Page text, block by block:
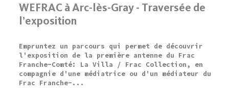
WEFRAC à Arc-lès-Gray - Traversée de
l’exposition
Empruntez un parcours qui permet de découvrir
l'exposition de la première antenne du Frac
Franche-Comté: La Villa / Frac Collection, en
compagnie d'une médiatrice ou d'un médiateur du
Frac Franche-...